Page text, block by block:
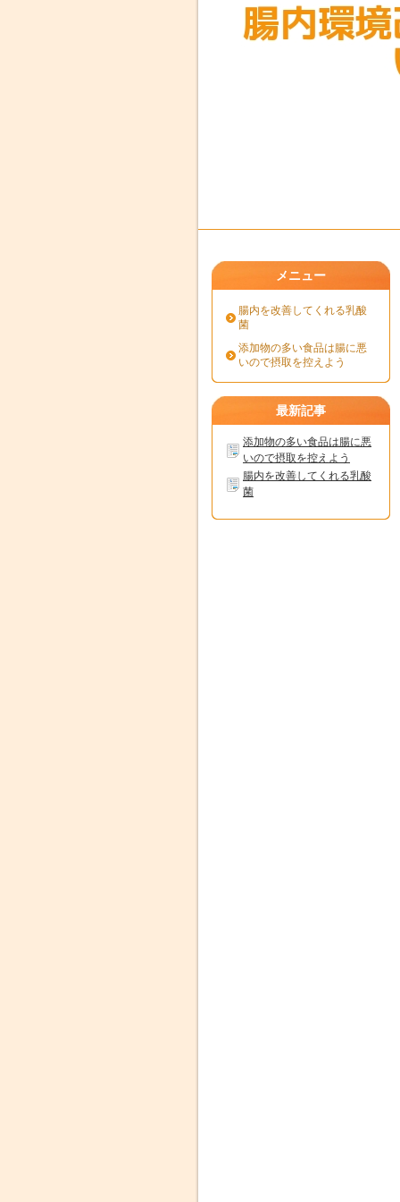
メニュー
腸内を改善してくれる乳酸
菌
添加物の多い食品は腸に悪
いので摂取を控えよう
最新記事
添加物の多い食品は腸に悪
いので摂取を控えよう
腸内を改善してくれる乳酸
菌